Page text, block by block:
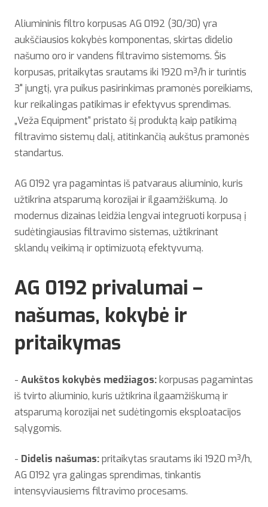
Aliumininis filtro korpusas AG 0192 (30/30) yra
aukščiausios kokybės komponentas, skirtas didelio
našumo oro ir vandens filtravimo sistemoms. Šis
korpusas, pritaikytas srautams iki 1920 m³/h ir turintis
3" jungtį, yra puikus pasirinkimas pramonės poreikiams,
kur reikalingas patikimas ir efektyvus sprendimas.
„Veža Equipment“ pristato šį produktą kaip patikimą
filtravimo sistemų dalį, atitinkančią aukštus pramonės
standartus.
AG 0192 yra pagamintas iš patvaraus aliuminio, kuris
užtikrina atsparumą korozijai ir ilgaamžiškumą. Jo
modernus dizainas leidžia lengvai integruoti korpusą į
sudėtingiausias filtravimo sistemas, užtikrinant
sklandų veikimą ir optimizuotą efektyvumą.
AG 0192 privalumai –
našumas, kokybė ir
pritaikymas
- Aukštos kokybės medžiagos: korpusas pagamintas
iš tvirto aliuminio, kuris užtikrina ilgaamžiškumą ir
atsparumą korozijai net sudėtingomis eksploatacijos
sąlygomis.
- Didelis našumas:pritaikytas srautams iki 1920 m³/h,
AG 0192 yra galingas sprendimas, tinkantis
intensyviausiems filtravimo procesams.